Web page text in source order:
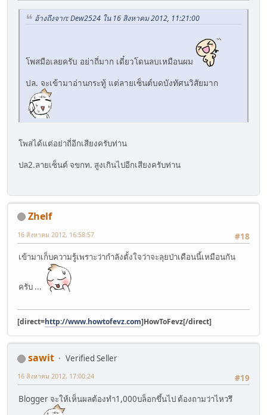
อ้างถึงจาก: Dew2524 ใน 16 สิงหาคม 2012, 11:21:00
โพสมือเลยครับ อย่าถี่มาก เดี๋ยวโดนลบเหมือนผม
ปล. จะเข้ามาอ่านกระทู้ แต่ลายเซ็นต์บดบังทัศนวิสัยมาก
โพสได้แต่อย่าถี่อีกเสียงครับท่าน
ปล2.ลายเซ็นต์ จขกท. สูงเกินไปอีกเสียงครับท่าน
Zhelf
#18
16 สิงหาคม 2012, 16:58:57
เข้ามาเก็บความรู้เพราะว่ากำลังตั้งใจว่าจะลุยป่าเดือนนี้เหมือนกัน
ครับ ...
[direct=http://www.howtofevz.com]HowToFevz[/direct]
sawit
Verified Seller
#19
16 สิงหาคม 2012, 17:00:24
Blogger จะให้เห็นผลต้องทำ1,000บล็อกขึ้นไป ต้องถามว่าไหวรึ